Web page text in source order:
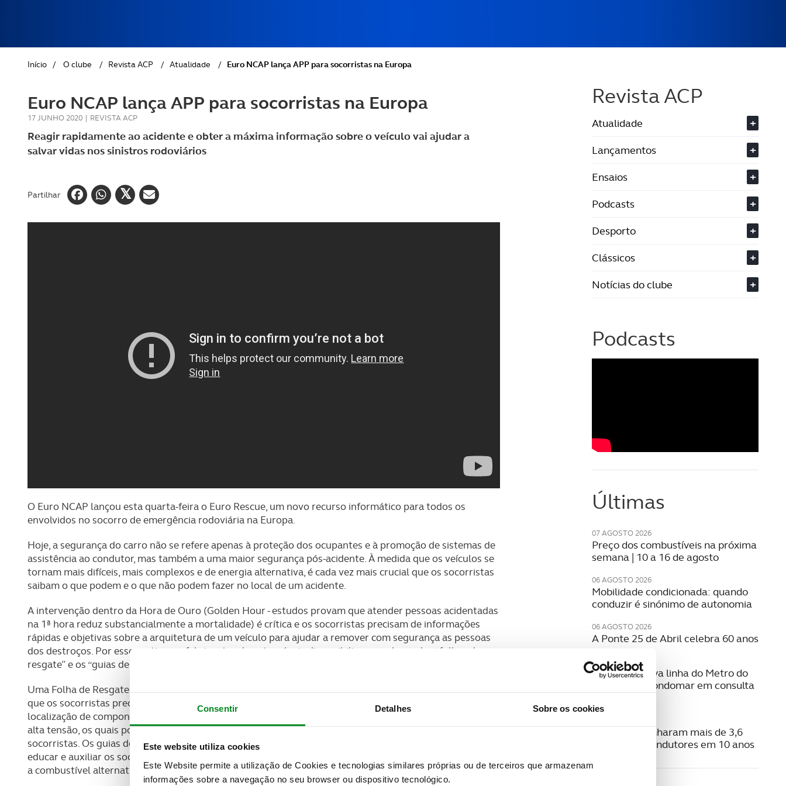
Consentir Detalhes Sobre os cookies
Este website utiliza cookies
Este Website permite a utilização de Cookies e tecnologias similares próprias ou de terceiros que armazenam
informações sobre a navegação no seu browser ou dispositivo tecnológico.
GOLFE
AUTOCARAVANISMO
Início / O clube / Revista ACP / Atualidade / Euro NCAP lança APP para socorristas na Europa
Euro NCAP lança APP para socorristas na Europa
17 JUNHO 2020 | REVISTA ACP
Reagir rapidamente ao acidente e obter a máxima informação sobre o veículo vai ajudar a
salvar vidas nos sinistros rodoviários
Partilhar
O Euro NCAP lançou esta quarta-feira o Euro Rescue, um novo recurso informático para todos os
envolvidos no socorro de emergência rodoviária na Europa.
Hoje, a segurança do carro não se refere apenas à proteção dos ocupantes e à promoção de sistemas de
assistência ao condutor, mas também a uma maior segurança pós-acidente. À medida que os veículos se
tornam mais difíceis, mais complexos e de energia alternativa, é cada vez mais crucial que os socorristas
saibam o que podem e o que não podem fazer no local de um acidente.
A intervenção dentro da Hora de Ouro (Golden Hour - estudos provam que atender pessoas acidentadas
na 1ª hora reduz substancialmente a mortalidade) é crítica e os socorristas precisam de informações
rápidas e objetivas sobre a arquitetura de um veículo para ajudar a remover com segurança as pessoas
dos destroços. Por esse motivo, os fabricantes de automóveis disponibilizam as chamadas “folhas de
resgate” e os “guias de resposta a emergências”.
Uma Folha de Resgate é uma página de resumo padronizada que contém todas as informações cruciais
que os socorristas precisam para realizar a extração de ocupantes com rapidez e segurança. Isso inclui a
localização de componentes (por exemplo, airbags e pré-tensionadores) e cabos e baterias elétricos de
alta tensão, os quais podem representar um risco para os ocupantes presos e para os próprios
socorristas. Os guias de resposta a emergências do fabricante contêm instruções mais detalhadas para
educar e auxiliar os socorristas durante o treinamento e são particularmente importantes para veículos
a combustível alternativo.
Revista ACP
Atualidade
+
Lançamentos
+
Ensaios
+
Podcasts
+
Desporto
+
Clássicos
+
Notícias do clube
+
Podcasts
Últimas
07 AGOSTO 2026
Preço dos combustíveis na próxima
semana | 10 a 16 de agosto
06 AGOSTO 2026
Mobilidade condicionada: quando
conduzir é sinónimo de autonomia
06 AGOSTO 2026
A Ponte 25 de Abril celebra 60 anos
06 AGOSTO 2026
Estudo da nova linha do Metro do
Porto para Gondomar em consulta
Radares apanharam mais de 3,6
milhões de condutores em 10 anos